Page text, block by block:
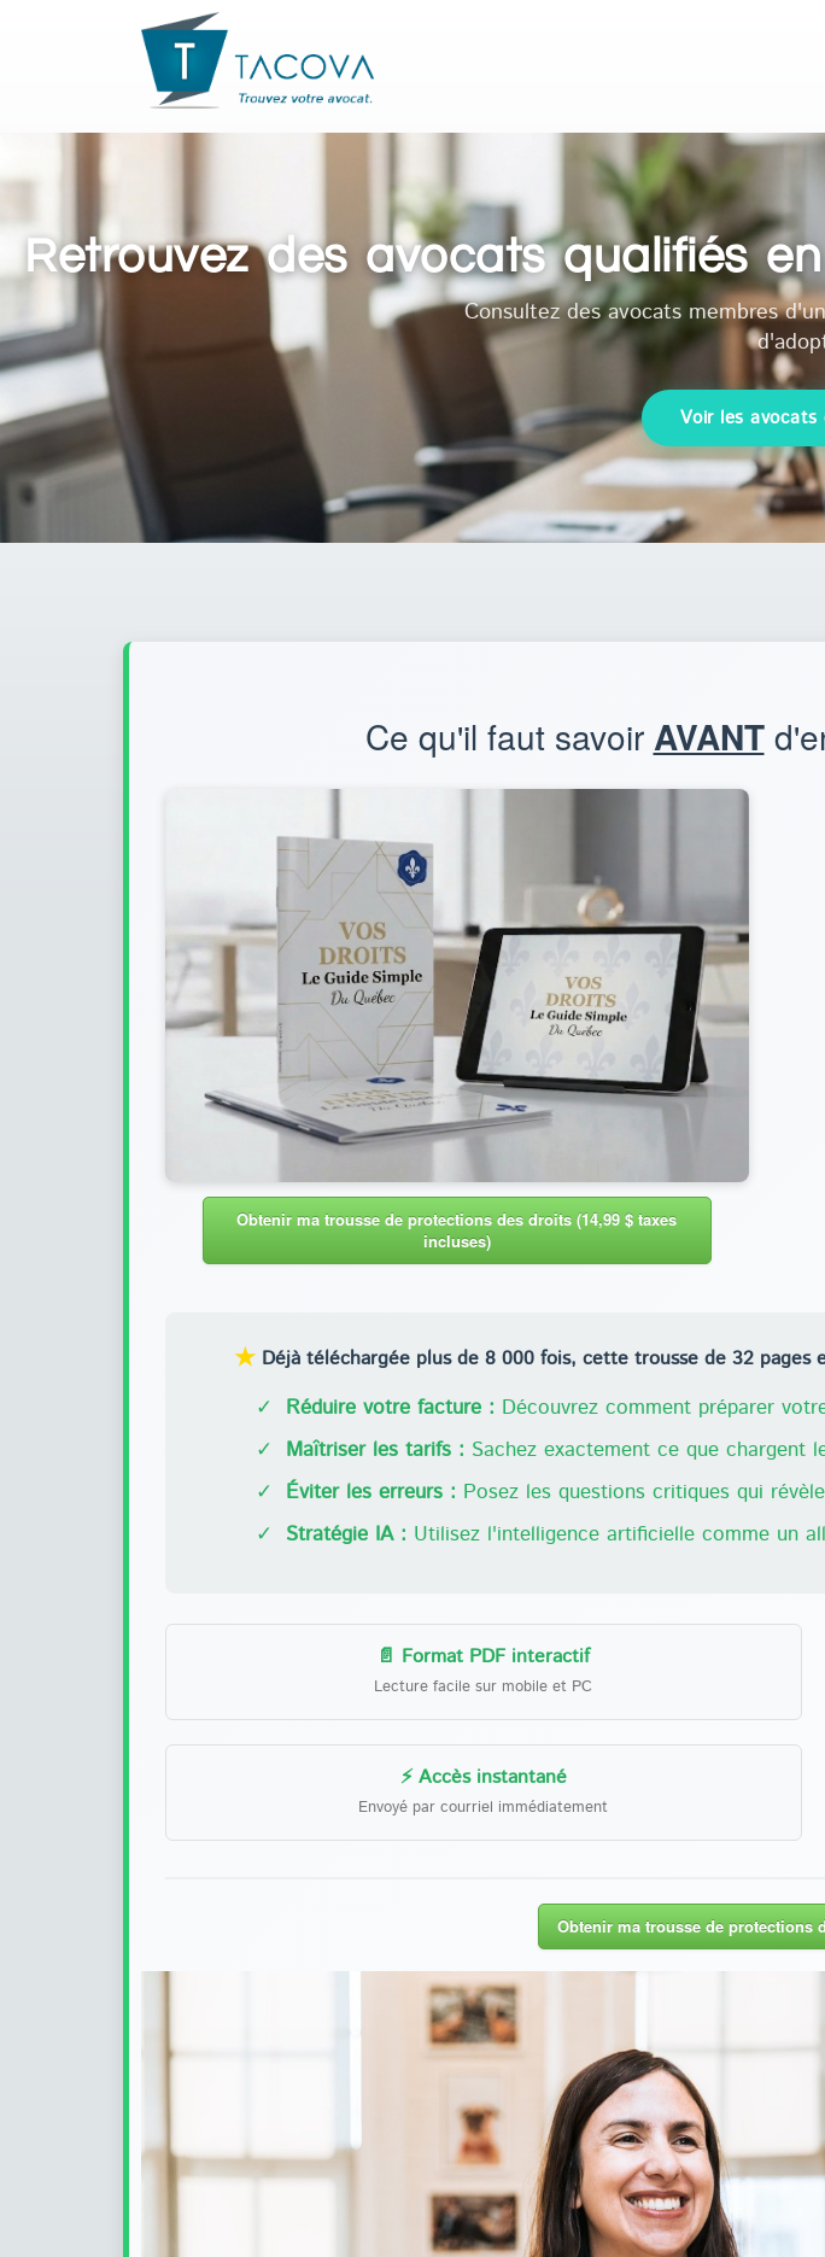
Retrouvez des avocats qualifiés
Consultez des avocats membres
Voir les avocats
Ce qu'il faut savoir AVANT
Obtenir ma trousse de protections des droits (14,99 $ taxes
incluses)
★ Déjà téléchargée plus de 8 000 fois, cette trousse de 32 pages
✓ Réduire votre facture : Découvrez comment préparer
✓ Maîtriser les tarifs : Sachez exactement ce que chargent
✓ Éviter les erreurs : Posez les questions critiques qui
✓ Stratégie IA : Utilisez l'intelligence artificielle comme un
📄 Format PDF interactif
Lecture facile sur mobile et PC
⚡ Accès instantané
Envoyé par courriel immédiatement
Obtenir ma trousse de protections